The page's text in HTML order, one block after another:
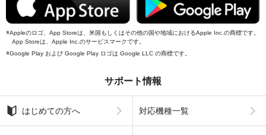
Appleのロゴ、App Storeは、米国もしくはその他の国や地域におけるApple Inc.の商標です。
App Storeは、Apple Inc.のサービスマークです。
Google Play および Google Play ロゴは Google LLC の商標です。
サポート情報
はじめての方へ 対応機種一覧